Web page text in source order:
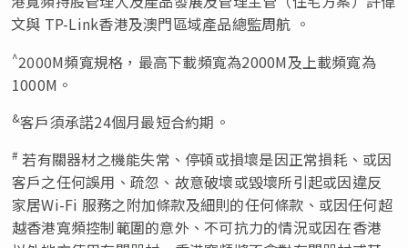
文與 TP-Link香港及澳門區域產品總監周航 。
^2000M頻寬規格，最高下載頻寬為2000M及上載頻寬為
1000M。
&客戶須承諾24個月最短合約期。
# 若有關器材之機能失常、停頓或損壞是因正常損耗、或因
客戶之任何誤用、疏忽、故意破壞或毀壞所引起或因違反
家居Wi-Fi 服務之附加條款及細則的任何條款、或因任何超
越香港寬頻控制範圍的意外、不可抗力的情況或因在香港